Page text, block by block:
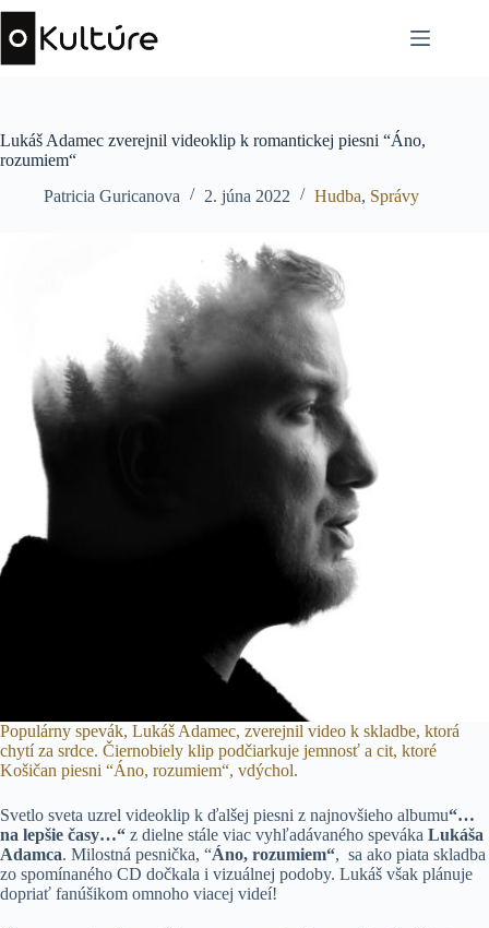
Skip
to
content
Lukáš Adamec zverejnil videoklip k romantickej piesni “Áno,
rozumiem“
Patricia Guricanova
2. júna 2022 Hudba, Správy
Populárny spevák, Lukáš Adamec, zverejnil video k skladbe, ktorá
chytí za srdce. Čiernobiely klip podčiarkuje jemnosť a cit, ktoré
Košičan piesni “Áno, rozumiem“, vdýchol.
Svetlo sveta uzrel videoklip k ďalšej piesni z najnovšieho albumu“…
na lepšie časy…“ z dielne stále viac vyhľadávaného speváka Lukáša
Adamca. Milostná pesnička, “Áno, rozumiem“, sa ako piata skladba
zo spomínaného CD dočkala i vizuálnej podoby. Lukáš však plánuje
dopriať fanúšikom omnoho viacej videí!